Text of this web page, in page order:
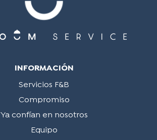
INFORMACIÓN
Servicios F&B
Compromiso
Ya confían en nosotros
Equipo